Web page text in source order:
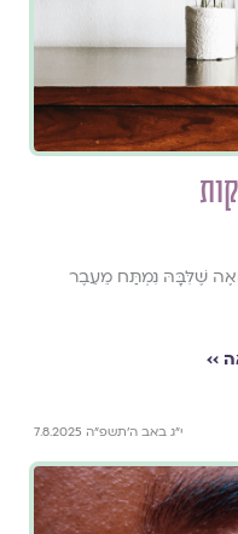
שֶׁלִּבָּהּ נִמְתַּח מֵעֵבֶר
››
י״ג באב ה׳תשפ״ה 7.8.2025